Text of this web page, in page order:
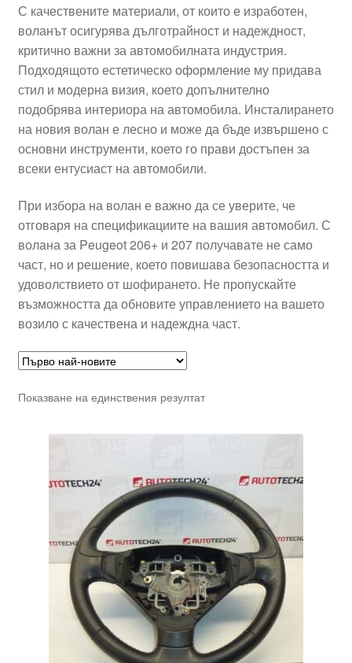
Политика за поверителност
Правила и условия
Процедура за рекламации
Разгледайте
Транспорт
С качествените материали, от които е изработен,
воланът осигурява дълготрайност и надеждност,
критично важни за автомобилната индустрия.
Подходящото естетическо оформление му придава
стил и модерна визия, което допълнително
подобрява интериора на автомобила. Инсталирането
на новия волан е лесно и може да бъде извършено с
основни инструменти, което го прави достъпен за
всеки ентусиаст на автомобили.
При избора на волан е важно да се уверите, че
отговаря на спецификациите на вашия автомобил. С
волана за Peugeot 206+ и 207 получавате не само
част, но и решение, което повишава безопасността и
удоволствието от шофирането. Не пропускайте
възможността да обновите управлението на вашето
возило с качествена и надеждна част.
Показване на единствения резултат